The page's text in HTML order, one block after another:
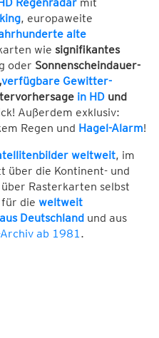
, europaweite
alte
wie signifikantes
oder Sonnenscheindauer-
,verfügbare Gewitter-
in HD und
Außerdem exklusiv:
Regen und Hagel-Alarm!
weltweit, im
über die Kontinent- und
Rasterkarten selbst
die weltweit
Deutschland und aus
ab 1981 .